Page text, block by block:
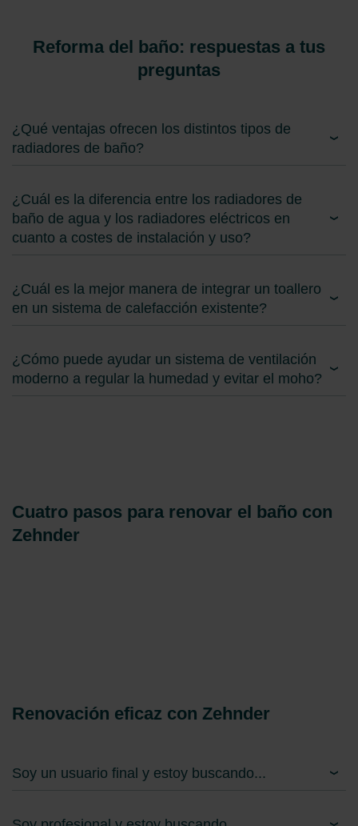
Reforma del baño: respuestas a tus
preguntas
¿Qué ventajas ofrecen los distintos tipos de
radiadores de baño?
¿Cuál es la diferencia entre los radiadores de
baño de agua y los radiadores eléctricos en
cuanto a costes de instalación y uso?
¿Cuál es la mejor manera de integrar un toallero
en un sistema de calefacción existente?
¿Cómo puede ayudar un sistema de ventilación
moderno a regular la humedad y evitar el moho?
Cuatro pasos para renovar el baño con
Zehnder
Renovación eficaz con Zehnder
Soy un usuario final y estoy buscando...